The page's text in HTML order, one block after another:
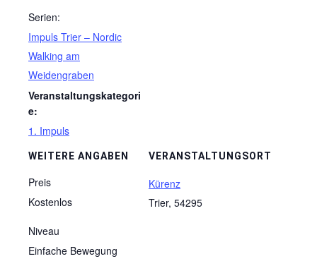
Serien:
Impuls Trier – Nordic
Walking am
Weidengraben
Veranstaltungskategori
e:
1. Impuls
VERANSTALTUNGSORT
Kürenz
Trier, 54295
WEITERE ANGABEN
Preis
Kostenlos
Niveau
Einfache Bewegung